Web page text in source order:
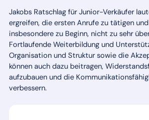
Jakobs Ratschlag für Junior-Verkäufer
ergreifen, die ersten Anrufe zu tätigen
insbesondere zu Beginn, nicht zu sehr
Fortlaufende Weiterbildung und
Organisation und Struktur sowie die
können auch dazu beitragen,
aufzubauen und die
verbessern.